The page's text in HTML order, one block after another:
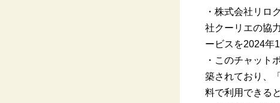
・ 株式会社 リロ
社クーリエの協力
ービスを2024年
・このチャット
築されており 、「
料で利用 できる